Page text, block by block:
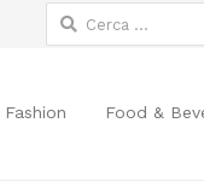
Ricerca
per:
Food &